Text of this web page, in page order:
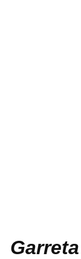
Garreta